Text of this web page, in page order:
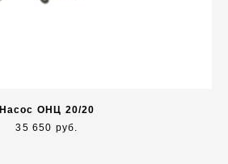
Насос ОНЦ 20/20
35 650 руб.